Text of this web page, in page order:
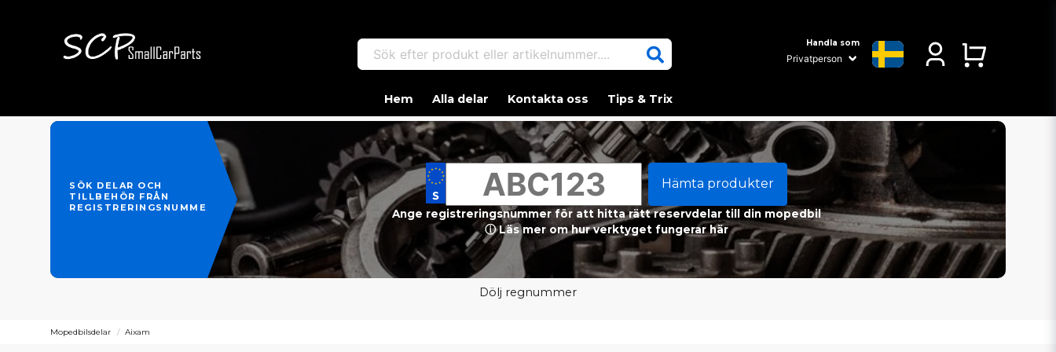
Sök efter produkt eller artikelnummer.... Handla som
Hem Alla delar Kontakta oss Tips & Trix
SÖK DELAR OCH
TILLBEHÖR FRÅN
REGISTRERINGSNUMMER
Hämta produkter
Ange registreringsnummer för att hitta rätt reservdelar till din mopedbil
ⓘ Läs mer om hur verktyget fungerar här
Dölj regnummer
Mopedbilsdelar Aixam